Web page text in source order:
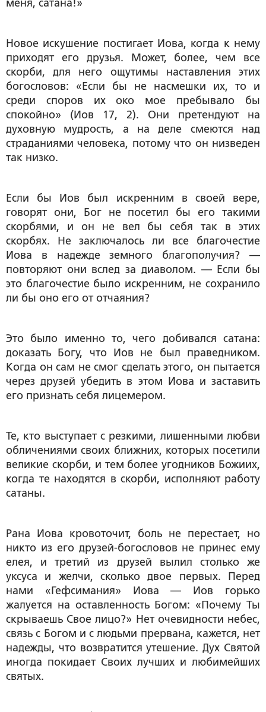
меня, сатана!»
Новое искушение постигает Иова, когда к нему
приходят его друзья. Может, более, чем все
скорби, для него ощутимы наставления этих
богословов: «Если бы не насмешки их, то и
среди споров их око мое пребывало бы
спокойно» (Иов 17, 2). Они претендуют на
духовную мудрость, а на деле смеются над
страданиями человека, потому что он низведен
так низко.
Если бы Иов был искренним в своей вере,
говорят они, Бог не посетил бы его такими
скорбями, и он не вел бы себя так в этих
скорбях. Не заключалось ли все благочестие
Иова в надежде земного благополучия? —
повторяют они вслед за диаволом. — Если бы
это благочестие было искренним, не сохранило
ли бы оно его от отчаяния?
Это было именно то, чего добивался сатана:
доказать Богу, что Иов не был праведником.
Когда он сам не смог сделать этого, он пытается
через друзей убедить в этом Иова и заставить
его признать себя лицемером.
Те, кто выступает с резкими, лишенными любви
обличениями своих ближних, которых посетили
великие скорби, и тем более угодников Божиих,
когда те находятся в скорби, исполняют работу
сатаны.
Рана Иова кровоточит, боль не перестает, но
никто из его друзей-богословов не принес ему
елея, и третий из друзей вылил столько же
уксуса и желчи, сколько двое первых. Перед
нами «Гефсимания» Иова — Иов горько
жалуется на оставленность Богом: «Почему Ты
скрываешь Свое лицо?» Нет очевидности небес,
связь с Богом и с людьми прервана, кажется, нет
надежды, что возвратится утешение. Дух Святой
иногда покидает Своих лучших и любимейших
святых.